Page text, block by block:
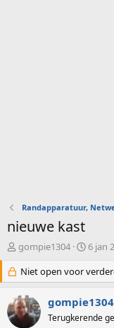
Randapparatuur,
nieuwe kast
O
d
e
r
w
e
gompie1304
S
a
r
t
d
a
6 jan
Niet open voor
gompie1304
Terugkerende